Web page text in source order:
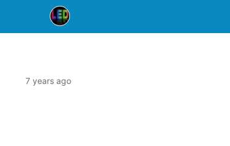
7 years ago